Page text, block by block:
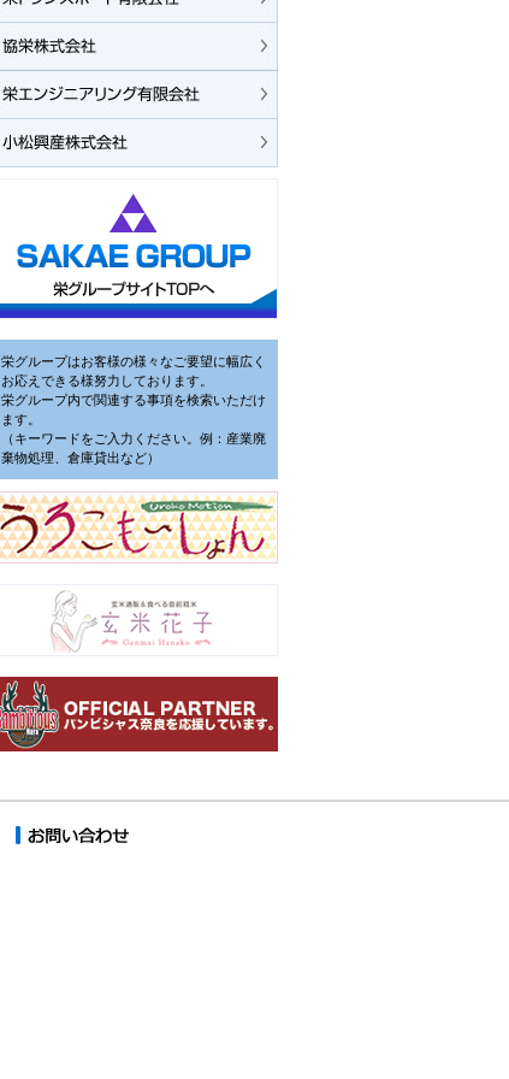
栄グループはお客様の様々なご要望に幅広く
お応えできる様努力しております。
栄グループ内で関連する事項を検索いただけ
ます。
（キーワードをご入力ください。例：産業廃
棄物処理、倉庫貸出など）